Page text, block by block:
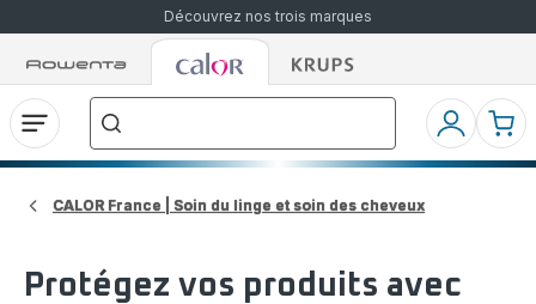
Découvrez nos trois marques
Accueil
Rowenta
Accueil
Rowenta
Accueil
Rowenta
Ouvrir
le
["Que
recherchez-
vous
?","Aspirateurs
Café
Grains","Centrales
Vapeurs","Sèche
Mon
compte
Mon
CALOR France | Soin du linge et soin des cheveux
Protégez vos produits avec